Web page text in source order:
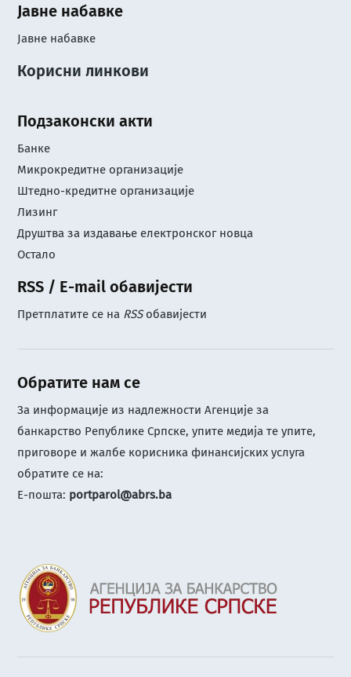
Јавне набавке
Јавне набавке
Корисни линкови
Подзаконски акти
Банке
Микрокредитне организације
Штедно-кредитне организације
Лизинг
Друштва за издавање електронског новца
Остало
RSS / E-mail обавијести
Претплатите се на RSSобавијести
Обратите нам се
За информације из надлежности Агенције за
банкарство Републике Српске, упите медија те упите,
приговоре и жалбе корисника финансијских услуга
обратите се на:
Е-пошта: portparol@abrs.ba